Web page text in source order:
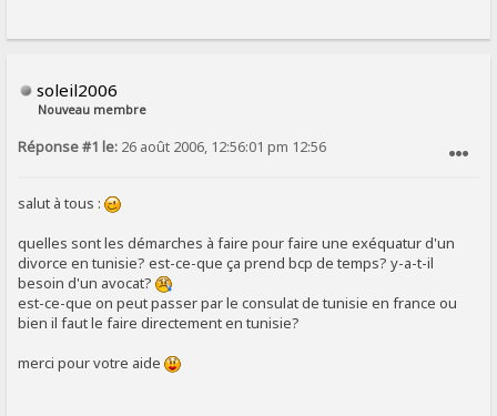
soleil2006
Nouveau membre
Réponse #1 le: 26 août 2006, 12:56:01 pm 12:56
salut à tous :
quelles sont les démarches à faire pour faire une exéquatur d'un
divorce en tunisie? est-ce-que ça prend bcp de temps? y-a-t-il
besoin d'un avocat?
est-ce-que on peut passer par le consulat de tunisie en france ou
bien il faut le faire directement en tunisie?
merci pour votre aide